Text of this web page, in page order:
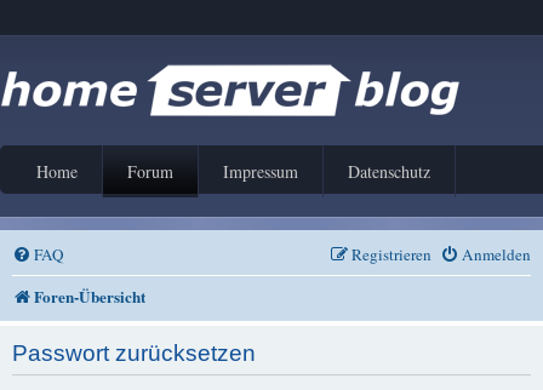
Home Forum Impressum Datenschutz
FAQ Anmelden
Registrieren
Foren-Übersicht
Passwort zurücksetzen